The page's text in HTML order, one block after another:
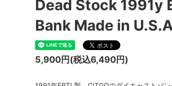
Dead Stock 1991y
Bank Made in
5,900円(税込6,490円)